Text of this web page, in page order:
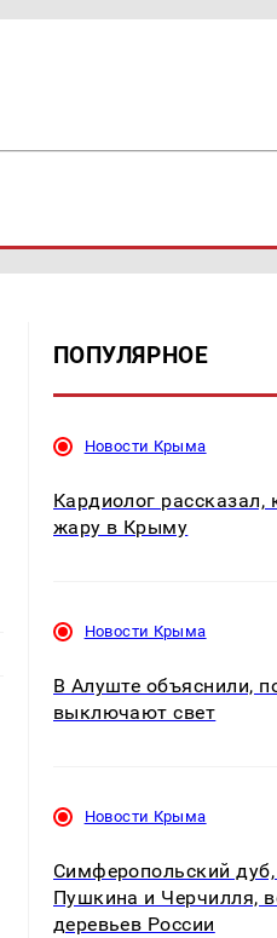
ПОПУЛЯРНОЕ
Новости Крыма
Кардиолог рассказал,
жару в Крыму
Новости Крыма
В Алуште объяснили,
выключают свет
Новости Крыма
Симферопольский
Пушкина и Черчилля,
деревьев России